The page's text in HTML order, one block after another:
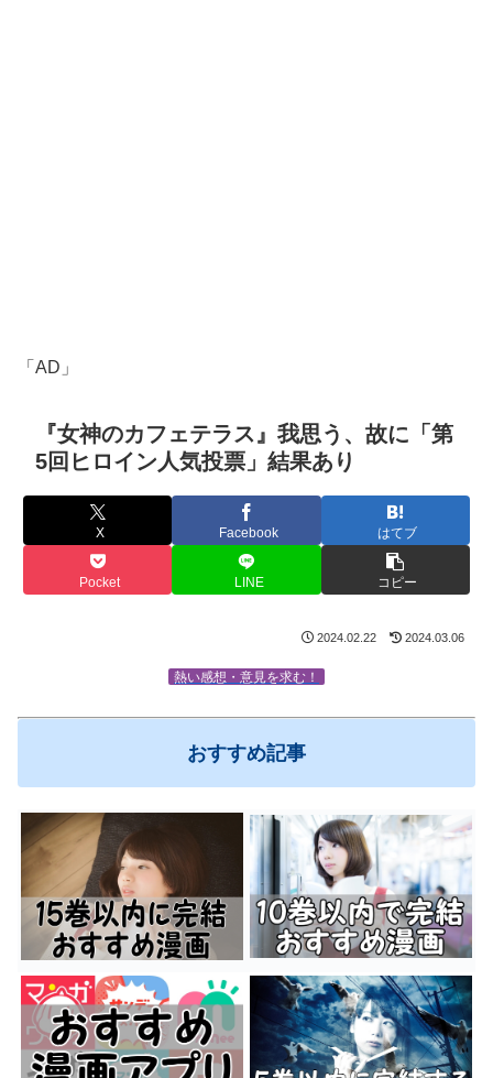
「AD」
『女神のカフェテラス』我思う、故に「第
5回ヒロイン人気投票」結果あり
X Facebook はてブ
Pocket LINE コピー
2024.02.22 2024.03.06
熱い感想・意見を求む！
おすすめ記事